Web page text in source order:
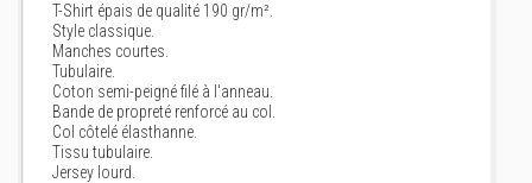
T-Shirt épais de qualité 190 gr/m².
Style classique.
Manches courtes.
Tubulaire.
Coton semi-peigné filé à l'anneau.
Bande de propreté renforcé au col.
Col côtelé élasthanne.
Tissu tubulaire.
Jersey lourd.